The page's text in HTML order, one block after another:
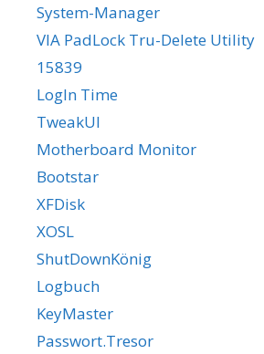
System-Manager
VIA PadLock Tru-Delete Utility
15839
LogIn Time
TweakUI
Motherboard Monitor
Bootstar
XFDisk
XOSL
ShutDownKönig
Logbuch
KeyMaster
Passwort.Tresor